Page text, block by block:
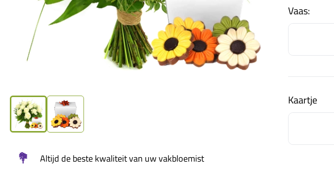
💐 Altijd de beste kwaliteit van uw vakbloemist
Vaas:
Kaartje